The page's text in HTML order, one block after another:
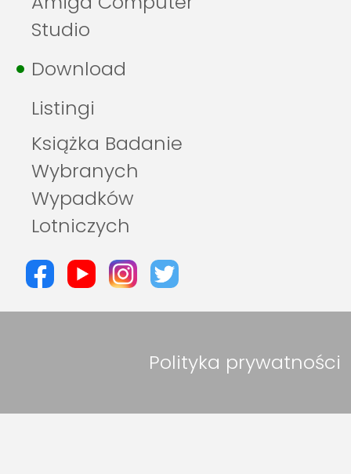
Studio
Download
Listingi
Książka Badanie
Wybranych
Wypadków
Lotniczych
Polityka prywatności